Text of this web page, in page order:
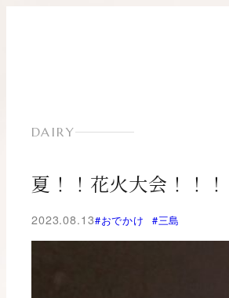
DAIRY
夏！！花火大会！！！
2023.08.13#おでかけ #三島